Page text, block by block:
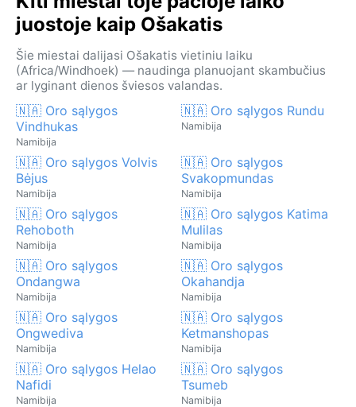
juostoje kaip Ošakatis
Šie miestai dalijasi Ošakatis vietiniu laiku
(Africa/Windhoek) — naudinga planuojant skambučius
ar lyginant dienos šviesos valandas.
🇳🇦 Oro sąlygos
Vindhukas
Namibija
🇳🇦 Oro sąlygos Rundu
Namibija
🇳🇦 Oro sąlygos Volvis
Bėjus
Namibija
🇳🇦 Oro sąlygos
Svakopmundas
Namibija
🇳🇦 Oro sąlygos
Rehoboth
Namibija
🇳🇦 Oro sąlygos Katima
Mulilas
Namibija
🇳🇦 Oro sąlygos
Ondangwa
Namibija
🇳🇦 Oro sąlygos
Okahandja
Namibija
🇳🇦 Oro sąlygos
Ongwediva
Namibija
🇳🇦 Oro sąlygos
Ketmanshopas
Namibija
🇳🇦 Oro sąlygos Helao
Nafidi
Namibija
🇳🇦 Oro sąlygos
Tsumeb
Namibija